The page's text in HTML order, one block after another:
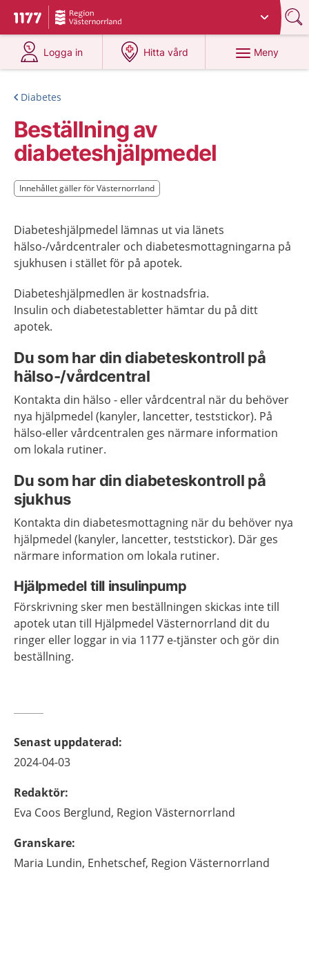
Till startsidan för 1177
Du har valt region
Logga in
på 1177.se
Hitta vård
på 1177.se
Meny
Diabetes
Beställning av
diabeteshjälpmedel
Innehållet gäller för Västernorrland
Innehållet gäller för Västernorrland
Diabeteshjälpmedel lämnas ut via länets
hälso-/vårdcentraler och diabetesmottagningarna på
sjukhusen i stället för på apotek.
Diabeteshjälpmedlen är kostnadsfria.
Insulin och diabetestabletter hämtar du på ditt
apotek.
Du som har din diabeteskontroll på
hälso-/vårdcentral
Kontakta din hälso - eller vårdcentral när du behöver
nya hjälpmedel (kanyler, lancetter, teststickor). På
hälso-eller vårdcentralen ges närmare information
om lokala rutiner.
Du som har din diabeteskontroll på
sjukhus
Kontakta din diabetesmottagning när du behöver nya
hjälpmedel (kanyler, lancetter, teststickor). Där ges
närmare information om lokala rutiner.
Hjälpmedel till insulinpump
Förskrivning sker men beställningen skickas inte till
apotek utan till Hjälpmedel Västernorrland dit du
ringer eller loggar in via 1177 e-tjänster och gör din
beställning.
Senast uppdaterad:
2024-04-03
Redaktör:
Eva Coos Berglund, Region Västernorrland
Granskare:
Maria Lundin, Enhetschef, Region Västernorrland